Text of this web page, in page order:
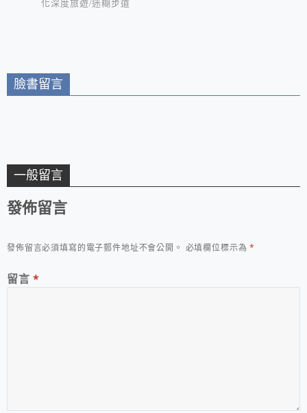
化深度旅遊/迷糊步道
臉書留言
一般留言
發佈留言
發佈留言必須填寫的電子郵件地址不會公開。 必填欄位標示為*
留言 *